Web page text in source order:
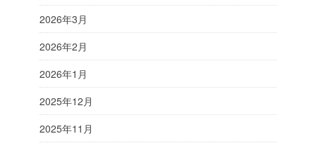
2026年3月
2026年2月
2026年1月
2025年12月
2025年11月